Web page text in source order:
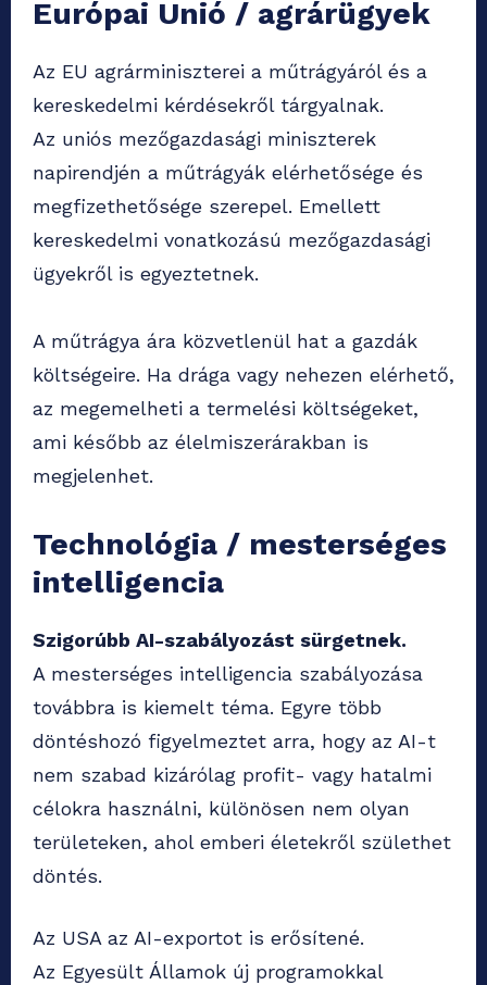
Európai Unió / agrárügyek
Az EU agrárminiszterei a műtrágyáról és a
kereskedelmi kérdésekről tárgyalnak.
Az uniós mezőgazdasági miniszterek
napirendjén a műtrágyák elérhetősége és
megfizethetősége szerepel. Emellett
kereskedelmi vonatkozású mezőgazdasági
ügyekről is egyeztetnek.
A műtrágya ára közvetlenül hat a gazdák
költségeire. Ha drága vagy nehezen elérhető,
az megemelheti a termelési költségeket,
ami később az élelmiszerárakban is
megjelenhet.
Technológia / mesterséges
intelligencia
Szigorúbb AI-szabályozást sürgetnek.
A mesterséges intelligencia szabályozása
továbbra is kiemelt téma. Egyre több
döntéshozó figyelmeztet arra, hogy az AI-t
nem szabad kizárólag profit- vagy hatalmi
célokra használni, különösen nem olyan
területeken, ahol emberi életekről születhet
döntés.
Az USA az AI-exportot is erősítené.
Az Egyesült Államok új programokkal